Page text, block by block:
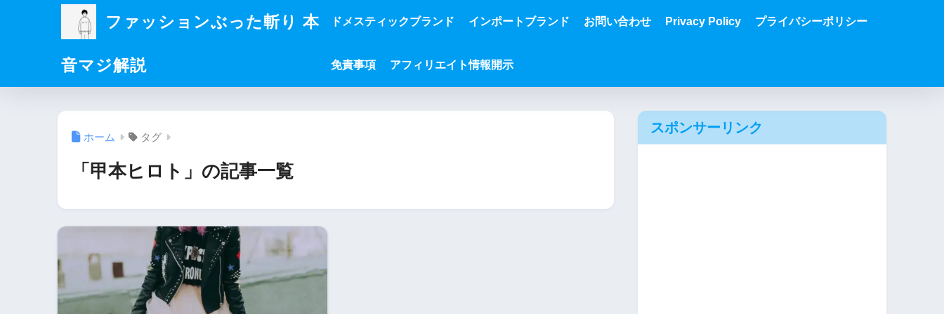
ファッションぶった斬り 本
音マジ解説
ドメスティックブランド インポートブランド お問い合わせ Privacy Policy プライバシーポリシー
免責事項 アフィリエイト情報開示
ホーム タグ
「甲本ヒロト」の記事一覧
スポンサーリンク